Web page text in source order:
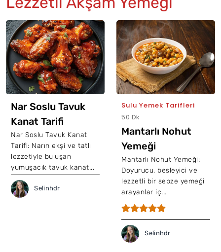
Nar Soslu Tavuk
Kanat Tarifi
Nar Soslu Tavuk Kanat
Tarifi: Narın ekşi ve tatlı
lezzetiyle buluşan
yumuşacık tavuk kanat...
Selinhdr
Sulu Yemek Tarifleri
50 Dk
Mantarlı Nohut
Yemeği
Mantarlı Nohut Yemeği:
Doyurucu, besleyici ve
lezzetli bir sebze yemeği
arayanlar iç...
Selinhdr